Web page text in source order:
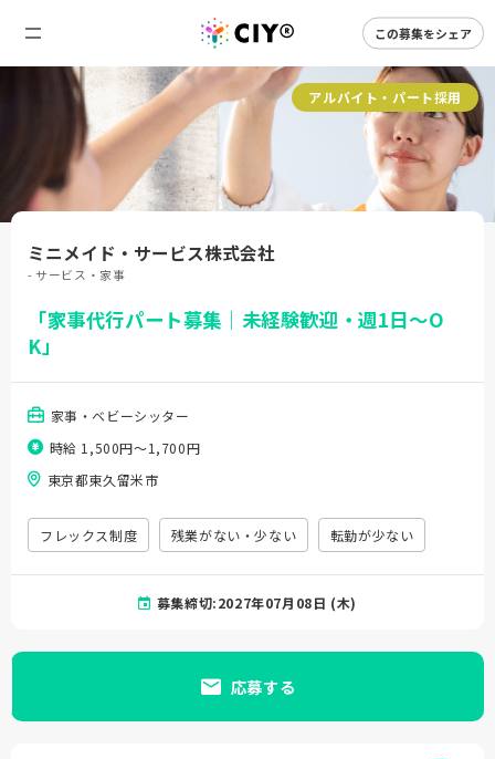
この募集をシェア
アルバイト・パート採用
ミニメイド・サービス株式会社
- サービス・家事
「家事代行パート募集｜未経験歓迎・週1日～O
K」
家事・ベビーシッター
時給 1,500円〜1,700円
東京都東久留米市
フレックス制度 残業がない・少ない 転勤が少ない
募集締切:2027年07月08日 (木)
応募する